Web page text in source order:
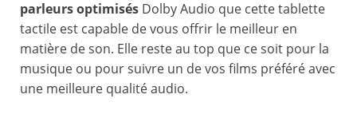
parleurs optimisés Dolby Audio que cette tablette
tactile est capable de vous offrir le meilleur en
matière de son. Elle reste au top que ce soit pour la
musique ou pour suivre un de vos films préféré avec
une meilleure qualité audio.